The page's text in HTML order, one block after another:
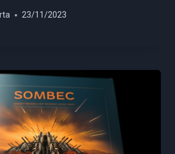
23/11/2023